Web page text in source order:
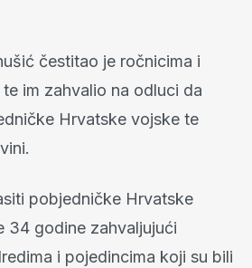
čestitao je ročnicima i
im zahvalio na odluci da
Hrvatske vojske te
pobjedničke Hrvatske
34 godine zahvaljujući
i pojedincima koji su bili